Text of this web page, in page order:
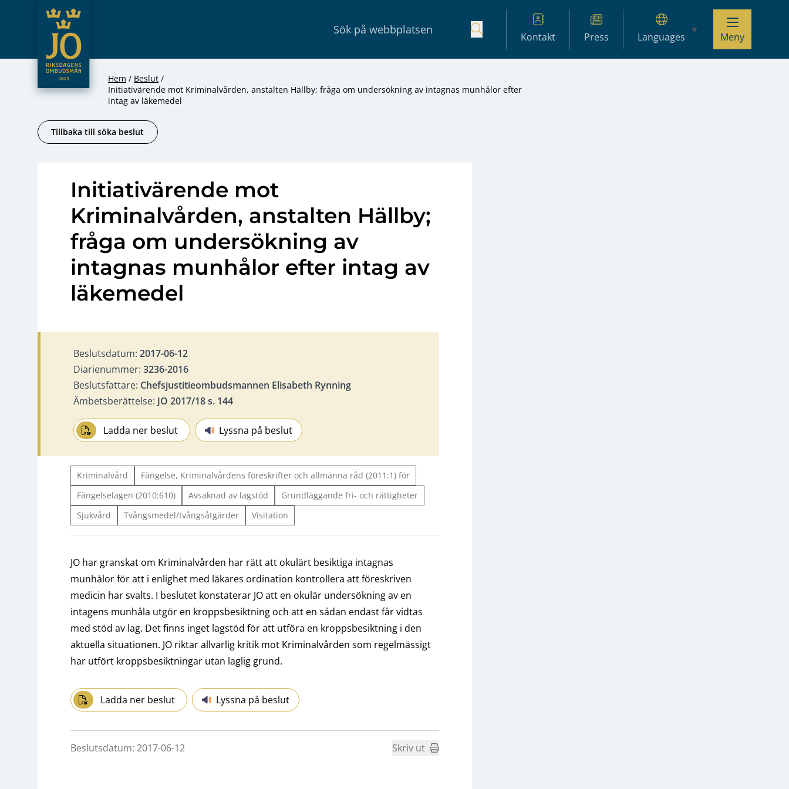
Hoppa till innehåll
JO – Riksdagens Ombudsmän
Kontakt Press Languages Meny
Hem
Beslut
Initiativärende mot Kriminalvården, anstalten Hällby; fråga om undersökning av intagnas munhålor efter
intag av läkemedel
Tillbaka till söka beslut
Initiativärende mot
Kriminalvården, anstalten Hällby;
fråga om undersökning av
intagnas munhålor efter intag av
läkemedel
Beslutsdatum: 2017-06-12
Diarienummer: 3236-2016
Beslutsfattare: Chefsjustitieombudsmannen Elisabeth Rynning
Ämbetsberättelse: JO 2017/18 s. 144
Ladda ner beslut Lyssna på beslut
Kriminalvård
Fängelse, Kriminalvårdens föreskrifter och allmänna råd (2011:1) för
Fängelselagen (2010:610)
Avsaknad av lagstöd
Grundläggande fri- och rättigheter
Sjukvård
Tvångsmedel/tvångsåtgärder Visitation
JO har granskat om Kriminalvården har rätt att okulärt besiktiga intagnas
munhålor för att i enlighet med läkares ordination kontrollera att föreskriven
medicin har svalts. I beslutet konstaterar JO att en okulär undersökning av en
intagens munhåla utgör en kroppsbesiktning och att en sådan endast får vidtas
med stöd av lag. Det finns inget lagstöd för att utföra en kroppsbesiktning i den
aktuella situationen. JO riktar allvarlig kritik mot Kriminalvården som regelmässigt
har utfört kroppsbesiktningar utan laglig grund.
Ladda ner beslut Lyssna på beslut
Beslutsdatum: 2017-06-12 Skriv ut